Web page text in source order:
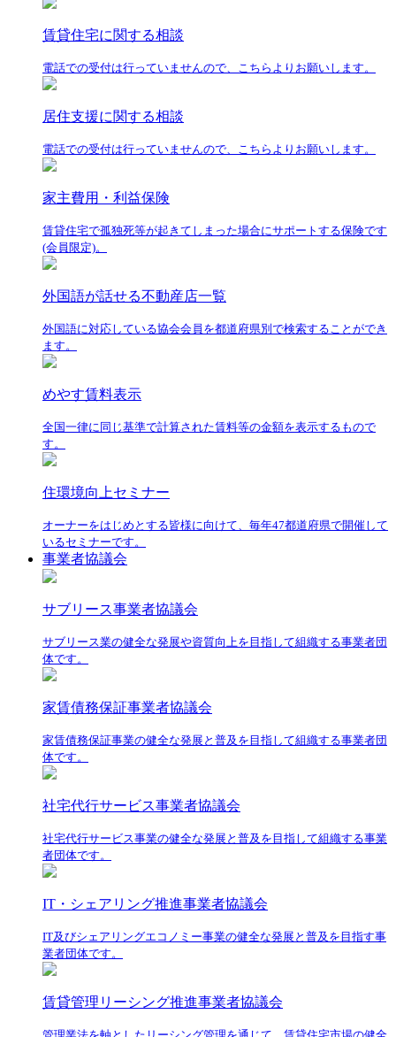
賃貸住宅に関する相談
電話での受付は行っていませんので、こちらよりお願いします。
居住支援に関する相談
電話での受付は行っていませんので、こちらよりお願いします。
家主費用・利益保険
賃貸住宅で孤独死等が起きてしまった場合にサポートする保険です
(会員限定)。
外国語が話せる不動産店一覧
外国語に対応している協会会員を都道府県別で検索することができ
ます。
めやす賃料表示
全国一律に同じ基準で計算された賃料等の金額を表示するもので
す。
住環境向上セミナー
オーナーをはじめとする皆様に向けて、毎年47都道府県で開催して
いるセミナーです。
事業者協議会
サブリース事業者協議会
サブリース業の健全な発展や資質向上を目指して組織する事業者団
体です。
家賃債務保証事業者協議会
家賃債務保証事業の健全な発展と普及を目指して組織する事業者団
体です。
社宅代行サービス事業者協議会
社宅代行サービス事業の健全な発展と普及を目指して組織する事業
者団体です。
IT・シェアリング推進事業者協議会
IT及びシェアリングエコノミー事業の健全な発展と普及を目指す事
業者団体です。
賃貸管理リーシング推進事業者協議会